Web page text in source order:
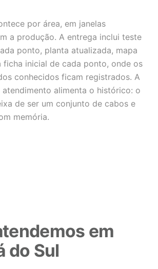
por área, em janelas
a produção. A entrega inclui teste
ponto, planta atualizada, mapa
inicial de cada ponto, onde os
conhecidos ficam registrados. A
alimenta o histórico: o
de ser um conjunto de cabos e
memória.
em
do Sul